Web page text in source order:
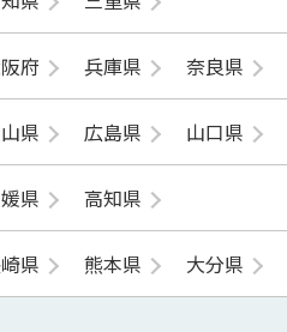
府 兵庫県 奈良県
県 広島県 山口県
県 高知県
県 熊本県 大分県